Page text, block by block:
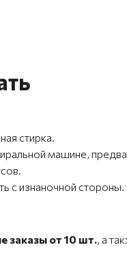
стирка.
машине,
с изнаночной стороны.
заказы от 10 шт., а